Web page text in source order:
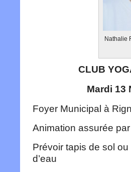
Nathalie
CLUB
Mardi 13
Foyer Municipal à
Animation assurée
Prévoir tapis de sol
d’eau